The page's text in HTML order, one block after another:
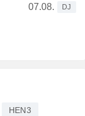
07.08.
DJ
HEN3